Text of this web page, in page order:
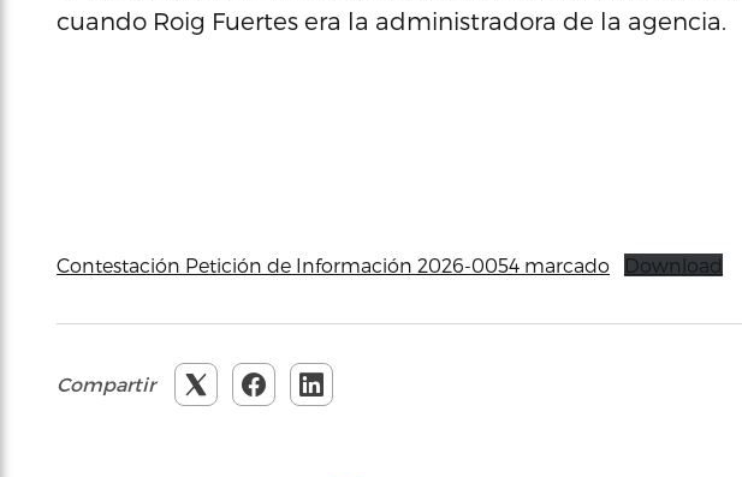
cuando Roig Fuertes era la administradora de la agencia.
Contestación Petición de Información 2026-0054 marcado Download
Compartir